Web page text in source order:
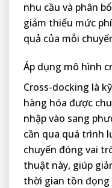
nhu cầu và phân
giảm thiểu mức
quả của mỗi
Áp dụng mô hình
Cross-docking là
hàng hóa được
nhập vào sang
cần qua quá trình
chuyển đóng vai
thuật này, giúp
thời gian tồn